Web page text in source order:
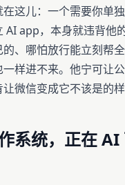
这儿：一个需要你单
AI app，本身就违背他
、哪怕放行能立刻帮
一样进不来。他宁可让
微信变成它不该是的样
系统，正在 AI